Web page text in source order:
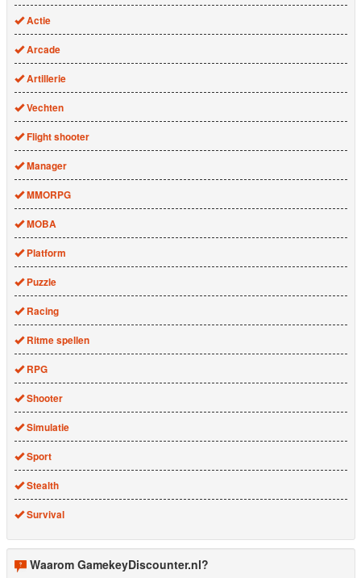
Actie
Arcade
Artillerie
Vechten
Flight shooter
Manager
MMORPG
MOBA
Platform
Puzzle
Racing
Ritme spellen
RPG
Shooter
Simulatie
Sport
Stealth
Survival
Waarom GamekeyDiscounter.nl?